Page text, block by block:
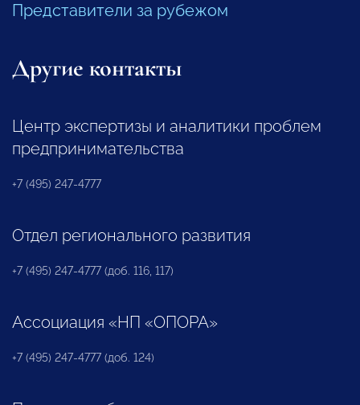
Представители за рубежом
Другие контакты
Центр экспертизы и аналитики проблем
предпринимательства
+7 (495) 247-4777
Отдел регионального развития
+7 (495) 247-4777 (доб. 116, 117)
Ассоциация «НП «ОПОРА»
+7 (495) 247-4777 (доб. 124)